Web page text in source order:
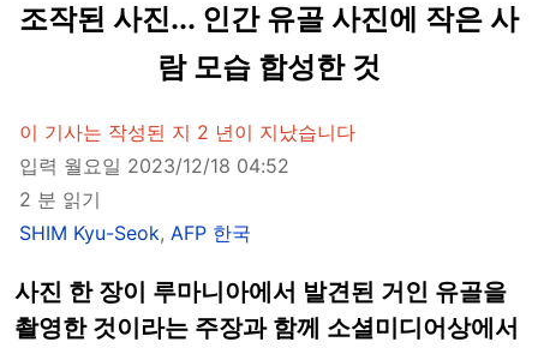
조작된 사진... 인간 유골 사진에 작은 사
람 모습 합성한 것
이 기사는 작성된 지 2 년이 지났습니다
입력 월요일 2023/12/18 04:52
2 분 읽기
SHIM Kyu-Seok, AFP 한국
사진 한 장이 루마니아에서 발견된 거인 유골을
촬영한 것이라는 주장과 함께 소셜미디어상에서